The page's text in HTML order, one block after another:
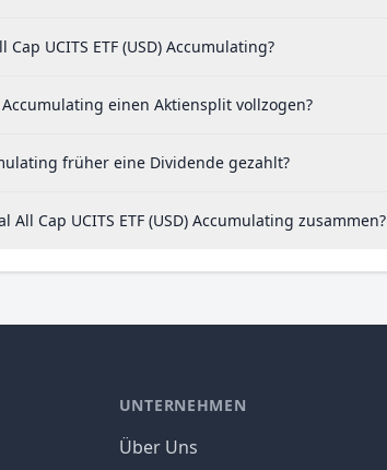
UCITS ETF (USD) Accumulating?
Accumulating einen Aktiensplit vollzogen?
früher eine Dividende gezahlt?
Cap UCITS ETF (USD) Accumulating zusammen?
UNTERNEHMEN
Über Uns